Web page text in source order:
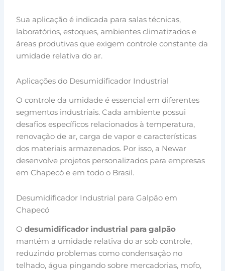
Sua aplicação é indicada para salas técnicas,
laboratórios, estoques, ambientes climatizados e
áreas produtivas que exigem controle constante da
umidade relativa do ar.
Aplicações do Desumidificador Industrial
O controle da umidade é essencial em diferentes
segmentos industriais. Cada ambiente possui
desafios específicos relacionados à temperatura,
renovação de ar, carga de vapor e características
dos materiais armazenados. Por isso, a Newar
desenvolve projetos personalizados para empresas
em Chapecó e em todo o Brasil.
Desumidificador Industrial para Galpão em
Chapecó
Odesumidificador industrial para galpão
mantém a umidade relativa do ar sob controle,
reduzindo problemas como condensação no
telhado, água pingando sobre mercadorias, mofo,